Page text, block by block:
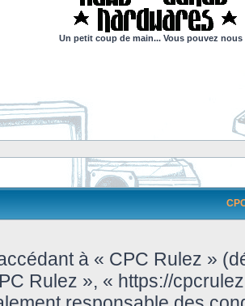
Un petit coup de main... Vous pouvez
à « CPC Rulez »
Rulez », « https://